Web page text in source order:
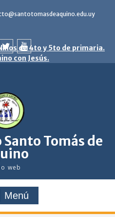
de 4to y 5to de primaria.
con Jesús.
twitteryoutube
Tomás de
web
Menú